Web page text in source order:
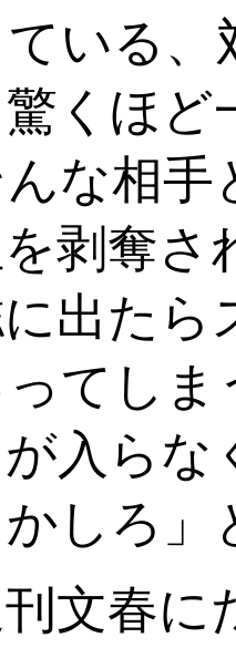
いる
くほど
な相手
剥奪
出たら
てし
入ら
しろ
文春